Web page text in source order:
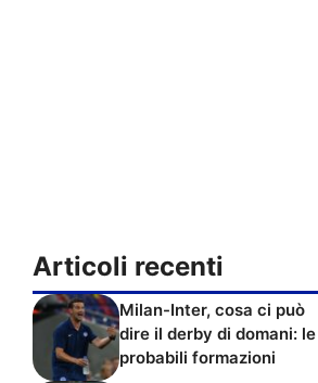
Articoli recenti
Milan-Inter, cosa ci può
dire il derby di domani: le
probabili formazioni